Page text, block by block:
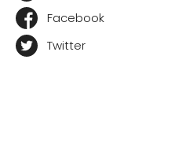
Facebook
Twitter